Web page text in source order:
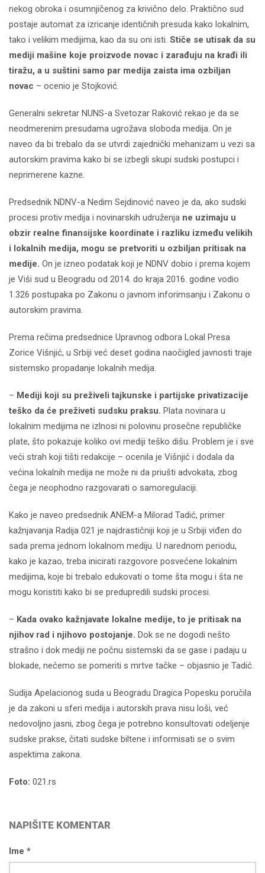
nekog obroka i osumnjičenog za krivično delo. Praktično sud
postaje automat za izricanje identičnih presuda kako lokalnim,
tako i velikim medijima, kao da su oni isti. Stiče se utisak da su
mediji mašine koje proizvode novac i zarađuju na krađi ili
tiražu, a u suštini samo par medija zaista ima ozbiljan
novac – ocenio je Stojković.
Generalni sekretar NUNS-a Svetozar Raković rekao je da se
neodmerenim presudama ugrožava sloboda medija. On je
naveo da bi trebalo da se utvrdi zajednički mehanizam u vezi sa
autorskim pravima kako bi se izbegli skupi sudski postupci i
neprimerene kazne.
Predsednik NDNV-a Nedim Sejdinović naveo je da, ako sudski
procesi protiv medija i novinarskih udruženja ne uzimaju u
obzir realne finansijske koordinate i razliku između velikih
i lokalnih medija, mogu se pretvoriti u ozbiljan pritisak na
medije. On je izneo podatak koji je NDNV dobio i prema kojem
je Viši sud u Beogradu od 2014. do kraja 2016. godine vodio
1.326 postupaka po Zakonu o javnom inforimsanju i Zakonu o
autorskim pravima.
Prema rečima predsednice Upravnog odbora Lokal Presa
Zorice Višnjić, u Srbiji već deset godina naočigled javnosti traje
sistemsko propadanje lokalnih medija.
– Mediji koji su preživeli tajkunske i partijske privatizacije
teško da će preživeti sudsku praksu. Plata novinara u
lokalnim medijima ne izlnosi ni polovinu prosečne republičke
plate, što pokazuje koliko ovi mediji teško dišu. Problem je i sve
veći strah koji tišti redakcije – ocenila je Višnjić i dodala da
većina lokalnih medija ne može ni da priušti advokata, zbog
čega je neophodno razgovarati o samoregulaciji.
Kako je naveo predsednik ANEM-a Milorad Tadić, primer
kažnjavanja Radija 021 je najdrastičniji koji je u Srbiji viđen do
sada prema jednom lokalnom mediju. U narednom periodu,
kako je kazao, treba inicirati razgovore posvećene lokalnim
medijima, koje bi trebalo edukovati o tome šta mogu i šta ne
mogu koristiti kako bi se predupredili sudski procesi.
– Kada ovako kažnjavate lokalne medije, to je pritisak na
njihov rad i njihovo postojanje. Dok se ne dogodi nešto
strašno i dok mediji ne počnu sistemski da se gase i padaju u
blokade, nećemo se pomeriti s mrtve tačke – objasnio je Tadić.
Sudija Apelacionog suda u Beogradu Dragica Popesku poručila
je da zakoni u sferi medija i autorskih prava nisu loši, već
nedovoljno jasni, zbog čega je potrebno konsultovati odeljenje
sudske prakse, čitati sudske biltene i informisati se o svim
aspektima zakona.
Foto: 021.rs
NAPIŠITE KOMENTAR
Ime *